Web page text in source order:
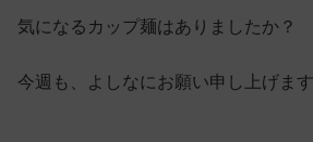
気になるカップ麺はありましたか？
今週も、よしなにお願い申し上げます